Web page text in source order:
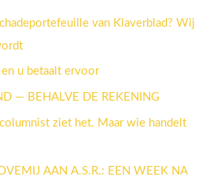
van Klaverblad? Wij
u betaalt ervoor
— BEHALVE DE REKENING
ziet het. Maar wie handelt
AAN A.S.R.: EEN WEEK NA